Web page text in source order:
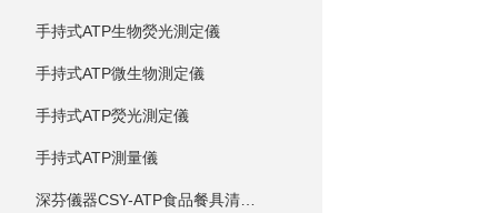
手持式ATP生物熒光測定儀
手持式ATP微生物測定儀
手持式ATP熒光測定儀
手持式ATP測量儀